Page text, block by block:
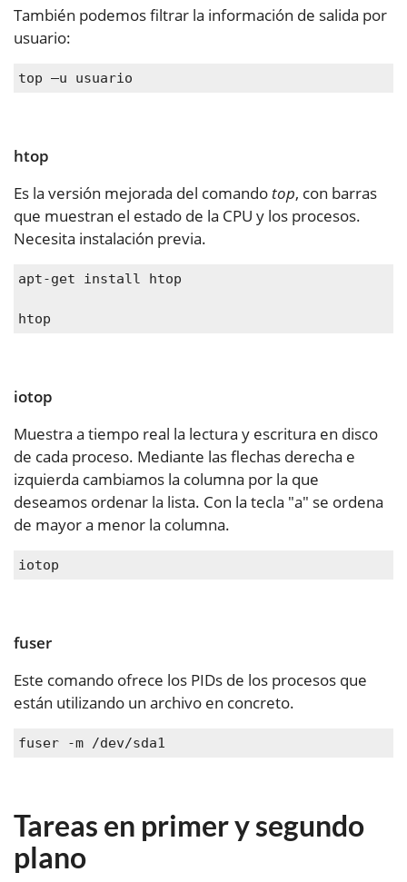
También podemos filtrar la información de salida por
usuario:
top –u usuario
htop
Es la versión mejorada del comandotop, con barras
que muestran el estado de la CPU y los procesos.
Necesita instalación previa.
apt-get install htop
htop
iotop
Muestra a tiempo real la lectura y escritura en disco
de cada proceso. Mediante las flechas derecha e
izquierda cambiamos la columna por la que
deseamos ordenar la lista. Con la tecla "a" se ordena
de mayor a menor la columna.
iotop
fuser
Este comando ofrece los PIDs de los procesos que
están utilizando un archivo en concreto.
fuser -m /dev/sda1
Tareas en primer y segundo
plano